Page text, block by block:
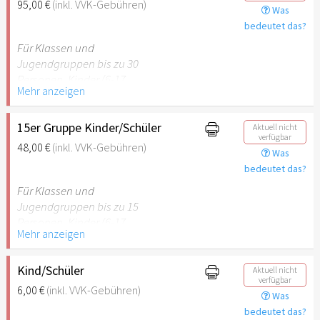
empfehlenswert.
95,00 €(inkl. VVK-Gebühren)
Was
bedeutet das?
Für Klassen und
Jugendgruppen bis zu 30
Jahre) oder Schüler mit
Schülerausweis inklusive
erwachsene Begleitperson.
Hinweis: Für Kinder unter 6
Stuttgart nicht
empfehlenswert.
Mehr anzeigen
15er Gruppe Kinder/Schüler
48,00 €(inkl. VVK-Gebühren)
Aktuell nicht
verfügbar
Was
bedeutet das?
Für Klassen und
Jugendgruppen bis zu 15
Jahre) oder Schüler mit
Schülerausweis inklusive
erwachsene Begleitperson.
Hinweis: Für Kinder unter 6
Mehr anzeigen
Kind/Schüler
6,00 €(inkl. VVK-Gebühren)
Aktuell nicht
verfügbar
Was
bedeutet das?